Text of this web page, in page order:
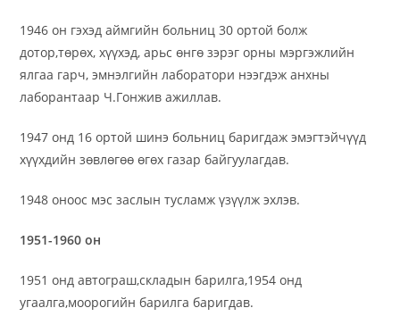
1946 он гэхэд аймгийн больниц 30 ортой болж
дотор,төрөх, хүүхэд, арьс өнгө зэрэг орны мэргэжлийн
ялгаа гарч, эмнэлгийн лаборатори нээгдэж анхны
лаборантаар Ч.Гонжив ажиллав.
1947 онд 16 ортой шинэ больниц баригдаж эмэгтэйчүүд
хүүхдийн зөвлөгөө өгөх газар байгуулагдав.
1948 оноос мэс заслын тусламж үзүүлж эхлэв.
1951-1960 он
1951 онд автограш,складын барилга,1954 онд
угаалга,моорогийн барилга баригдав.